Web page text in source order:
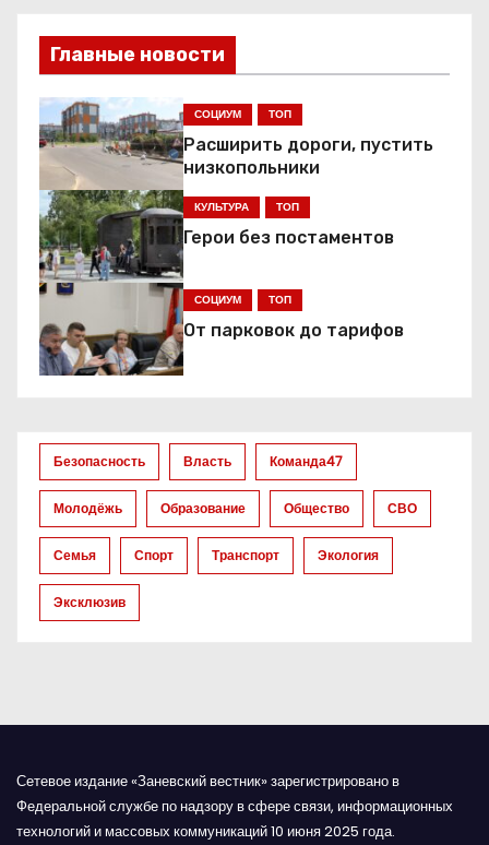
г
а
ц
и
я
п
о
з
п
и
с
я
Главные новости
СОЦИУМ ТОП
Расширить дороги, пустить
низкопольники
КУЛЬТУРА ТОП
Герои без постаментов
СОЦИУМ ТОП
От парковок до тарифов
Безопасность Власть Команда47
Молодёжь Образование Общество СВО
Семья Спорт Транспорт Экология
Эксклюзив
Сетевое издание «Заневский вестник» зарегистрировано в
Федеральной службе по надзору в сфере связи, информационных
технологий и массовых коммуникаций 10 июня 2025 года.